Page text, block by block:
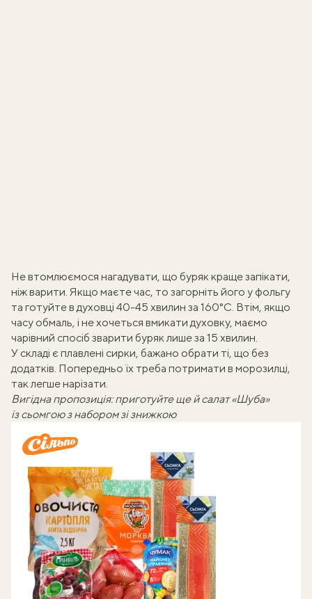
Не втомлюємося нагадувати, що буряк краще запікати,
ніж варити. Якщо маєте час, то загорніть його у фольгу
та готуйте в духовці 40-45 хвилин за 160°С. Втім, якщо
часу обмаль, і не хочеться вмикати духовку, маємо
чарівний спосіб зварити буряк лише за 15 хвилин.
У складі є плавлені сирки, бажано обрати ті, що без
додатків. Попередньо їх треба потримати в морозилці,
так легше нарізати.
Вигідна пропозиція: приготуйте ще й салат «Шуба»
із сьомгою з набором зі знижкою